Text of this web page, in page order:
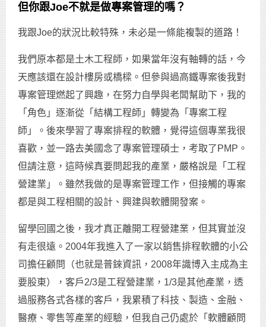
但你跟Joe不就是做專案管理的嗎？
我跟Joe的狀況比較特殊，未必是一條能複製的道路！
我們原本都是土木工程師，如果當年沒有軸轉的話，今
天應該還在設計樓房或橋樑。但參與過高鐵專案後我對
專案管理燃起了興趣，在努力自學與老闆幫助下，我的
「角色」逐漸從「結構工程師」轉變為「專案工程
師」。後來學習了專案排程的軟體，覺得這個專業我很
喜歡，並一路去美國念了專案管理碩士，考取了PMP。
但請注意，這時候真要問起我的產業，嚴格說是「工程
營建業」。雖然我做的是專案管理工作，但接觸的專案
都是與工程相關的設計、興建與軟體開發案。
留學回國之後，我才真正離開工程營建業，但其實並沒
有走很遠。2004年我進入了一家以銷售排程軟體的小公
司擔任顧問（也就是普錸資訊，2008年識博入主成為主
要股東），客戶2/3是工程營建業，1/3是其他產業，透
過服務各式各樣的客戶，我累積了科技、製造、金融、
醫療、零售等產業的經驗，但我自己仍處於「軟體顧問